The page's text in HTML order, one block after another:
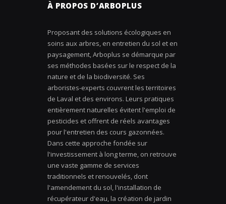
À PROPOS D’ARBOPLUS
Proposant des solutions écologiques en
soins aux arbres, en entretien du sol et en
paysagement, Arboplus se démarque par
ses méthodes basées sur le respect de la
nature et de la biodiversité. Ses
arboristes-experts couvrent les territoires
de Laval et des environs. Leurs pratiques
entièrement naturelles évitent l'emploi de
pesticides et offrent de réels avantages
pour l'entretien des cours gazonnées.
Dans cette approche fondée sur
l'investissement à long terme, on retrouve
une vaste gamme de services
traditionnels et renouvelés, dont
l'amendement du sol, l'installation de
récupérateur d'eau, la création de jardin